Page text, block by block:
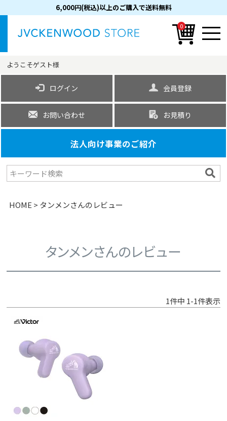
6,000円(税込)以上のご購入で送料無料
0
ようこそゲスト様
ログイン 会員登録
お問い合わせ お見積り
法人向け事業のご紹介
HOME タンメンさんのレビュー
タンメンさんのレビュー
1件中 1-1件表示